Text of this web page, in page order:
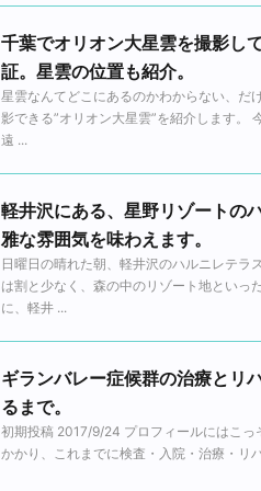
千葉でオリオン大星雲を撮影し
証。星雲の位置も紹介。
星雲なんてどこにあるのかわからない、だ
影できる”オリオン大星雲”を紹介します。
遠 ...
軽井沢にある、星野リゾートの
雅な雰囲気を味わえます。
日曜日の晴れた朝、軽井沢のハルニレテラ
は割と少なく、森の中のリゾート地といっ
に、軽井 ...
ギランバレー症候群の治療とリ
るまで。
初期投稿 2017/9/24 プロフィールにはこっ
かかり、これまでに検査・入院・治療・リ